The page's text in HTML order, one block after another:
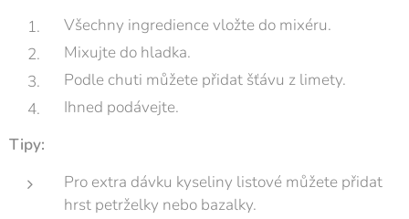
Všechny ingredience vložte do mixéru.
Mixujte do hladka.
Podle chuti můžete přidat šťávu z limety.
Ihned podávejte.
Tipy:
Pro extra dávku kyseliny listové můžete přidat
hrst petrželky nebo bazalky.